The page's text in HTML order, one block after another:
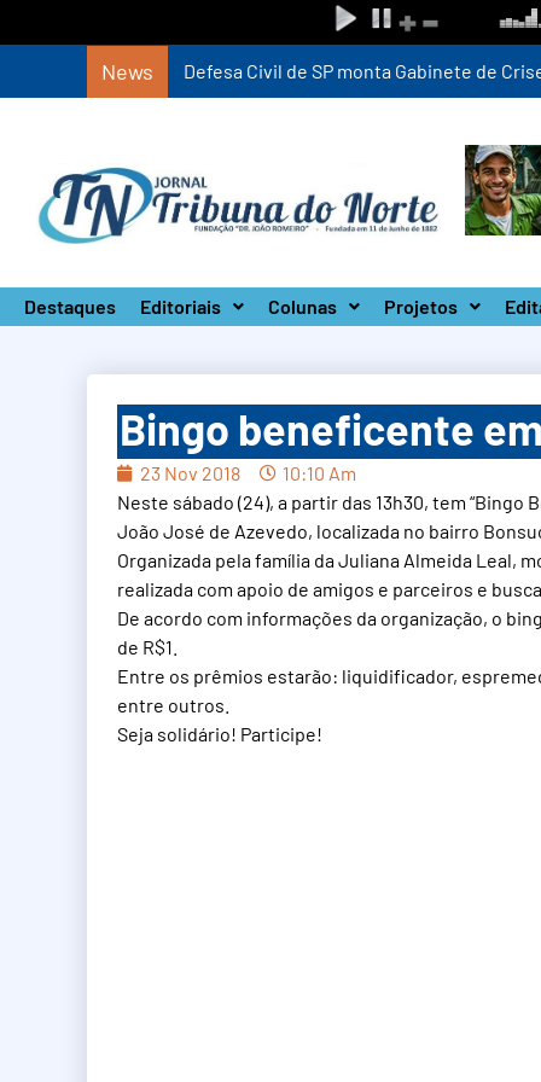
News Defesa Civil de SP monta Gabinete de
Destaques Editoriais Colunas Projetos
Bingo beneficente
23 Nov 2018
10:10 Am
Neste sábado (24), a partir das 13h30, tem
João José de Azevedo, localizada no bairro
Organizada pela família da Juliana Almeida Leal,
realizada com apoio de amigos e parceiros e
De acordo com informações da organização, o
de R$1.
Entre os prêmios estarão: liquidificador,
entre outros.
Seja solidário! Participe!